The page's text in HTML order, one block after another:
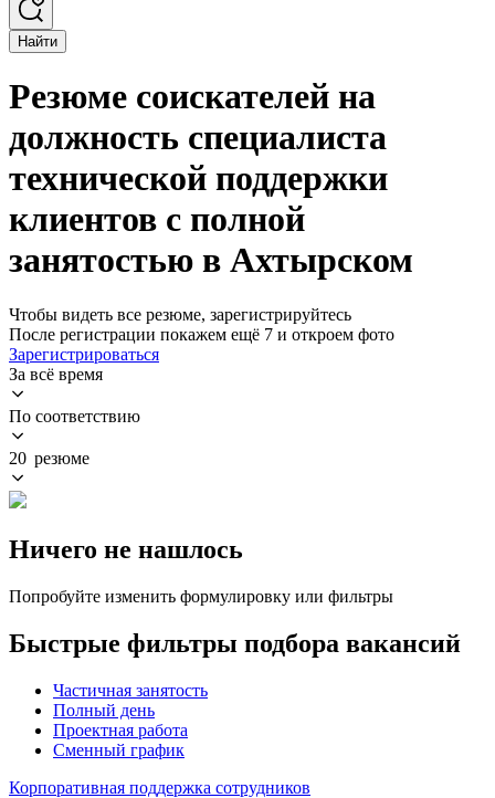
Найти
Резюме соискателей на
должность специалиста
технической поддержки
клиентов с полной
занятостью в Ахтырском
Чтобы видеть все резюме, зарегистрируйтесь
После регистрации покажем ещё 7 и откроем фото
Зарегистрироваться
За всё время
По соответствию
20 резюме
Ничего не нашлось
Попробуйте изменить формулировку или фильтры
Быстрые фильтры подбора вакансий
Частичная занятость
Полный день
Проектная работа
Сменный график
Корпоративная поддержка сотрудников